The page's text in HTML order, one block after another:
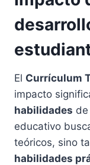
El Currículum
impacto
habilidades
educativo
teóricos, sino
habilidades